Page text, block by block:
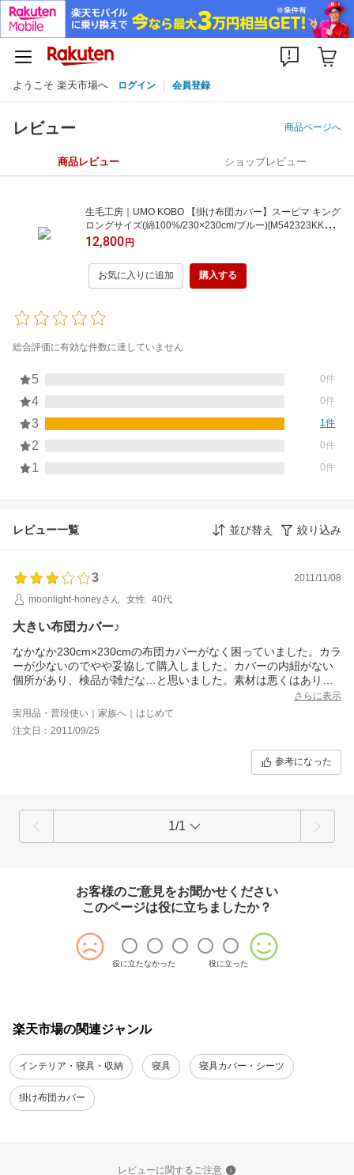
ようこそ 楽天市場へ ログイン 会員登録
レビュー 商品ページへ
商品レビュー ショップレビュー
生毛工房｜UMO KOBO 【掛け布団カバー】スーピマ キング
ロングサイズ(綿100%/230×230cm/ブルー)[M542323KKLB
L]
12,800円
お気に入りに追加 購入する
総合評価に有効な件数に達していません
5 0件
4 0件
3 1件
2 0件
1 0件
レビュー一覧 並び替え 絞り込み
3
2011/11/08
moonlight-honeyさん
女性 40代
大きい布団カバー♪
なかなか230cm×230cmの布団カバーがなく困っていました。カラ
ーが少ないのでやや妥協して購入しました。カバーの内紐がない
個所があり、検品が雑だな…と思いました。素材は悪くはありま
さらに表示
実用品・普段使い｜家族へ｜はじめて
注文日：2011/09/25
参考になった
1/1
お客様のご意見をお聞かせください
このページは役に立ちましたか？
役に立たなかった 役に立った
楽天市場の関連ジャンル
インテリア・寝具・収納 寝具 寝具カバー・シーツ
掛け布団カバー
レビューに関するご注意